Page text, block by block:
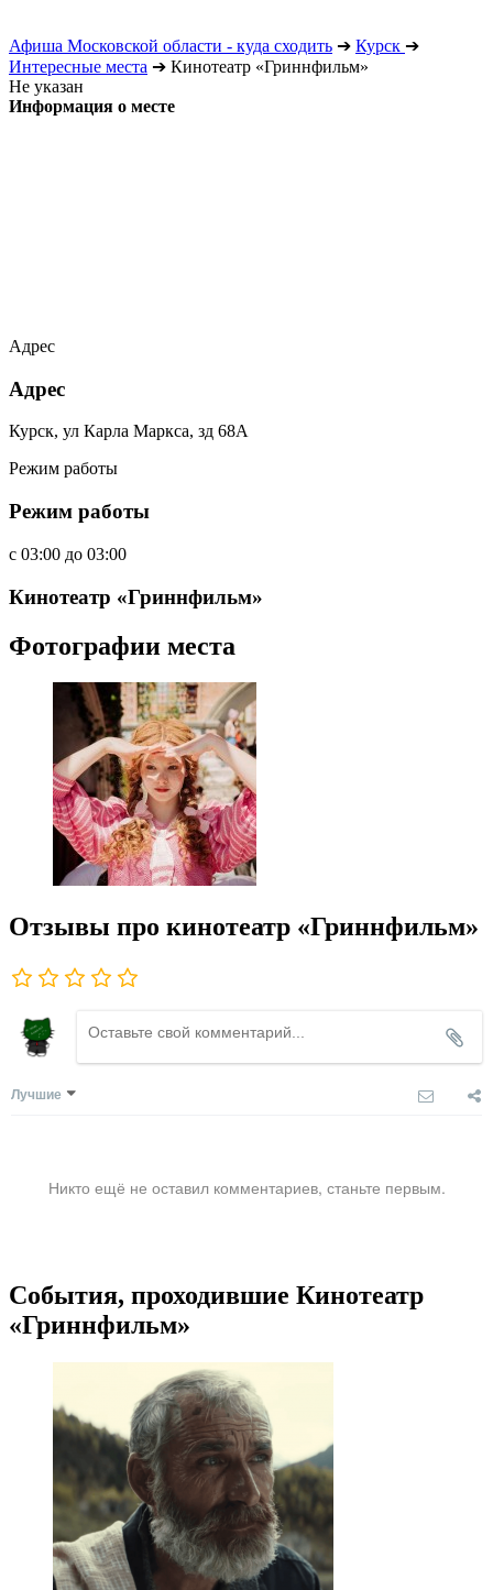
Афиша Московской области - куда сходить ➔ Курск ➔
Интересные места ➔ Кинотеатр «Гриннфильм»
Не указан
Информация о месте
Адрес
Адрес
Курск, ул Карла Маркса, зд 68А
Режим работы
Режим работы
c 03:00 до 03:00
Кинотеатр «Гриннфильм»
Фотографии места
Отзывы про кинотеатр «Гриннфильм»
Лучшие
Никто ещё не оставил комментариев, станьте первым.
События, проходившие Кинотеатр
«Гриннфильм»